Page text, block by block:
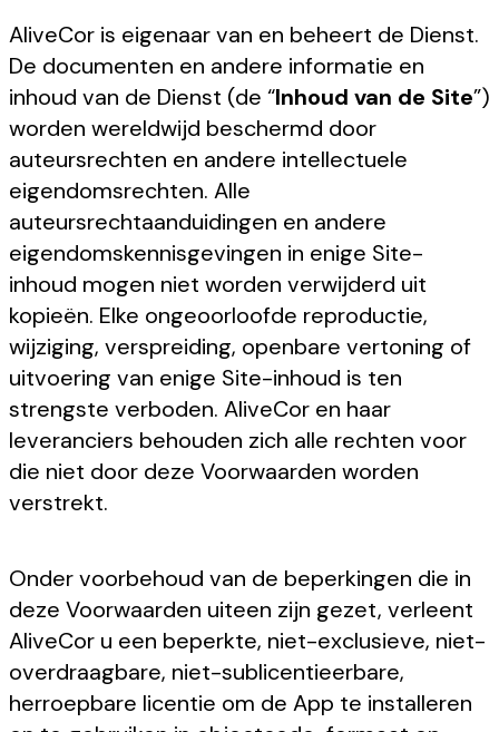
AliveCor is eigenaar van en beheert de Dienst.
De documenten en andere informatie en
inhoud van de Dienst (de “Inhoud van de Site”)
worden wereldwijd beschermd door
auteursrechten en andere intellectuele
eigendomsrechten. Alle
auteursrechtaanduidingen en andere
eigendomskennisgevingen in enige Site-
inhoud mogen niet worden verwijderd uit
kopieën. Elke ongeoorloofde reproductie,
wijziging, verspreiding, openbare vertoning of
uitvoering van enige Site-inhoud is ten
strengste verboden. AliveCor en haar
leveranciers behouden zich alle rechten voor
die niet door deze Voorwaarden worden
verstrekt.
Onder voorbehoud van de beperkingen die in
deze Voorwaarden uiteen zijn gezet, verleent
AliveCor u een beperkte, niet-exclusieve, niet-
overdraagbare, niet-sublicentieerbare,
herroepbare licentie om de App te installeren